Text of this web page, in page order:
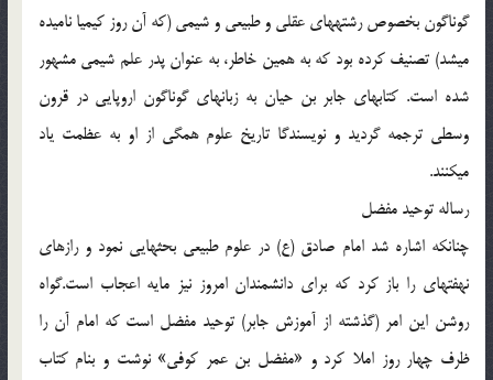
گوناگون بخصوص رشته‏های عقلی و طبیعی و شیمی (كه آن روز كیمیا نامیده
می‏شد) تصنیف كرده بود كه به همین خاطر، به عنوان پدر علم شیمی مشهور
شده است. كتابهای جابر بن حیان به زبانهای گوناگون اروپایی در قرون
وسطی ترجمه گردید و نویسندگا تاریخ علوم همگی از او به عظمت یاد
می‏كنند.
رساله توحید مفضل
چنانكه اشاره شد امام صادق (ع) در علوم طبیعی بحثهایی نمود و رازهای
نهفته‏ای را باز كرد كه برای دانشمندان امروز نیز مایه اعجاب است.گواه
روشن این امر (گذشته از آموزش جابر) توحید مفضل است كه امام آن را
ظرف چهار روز املا كرد و «مفضل بن عمر كوفی» نوشت و بنام كتاب